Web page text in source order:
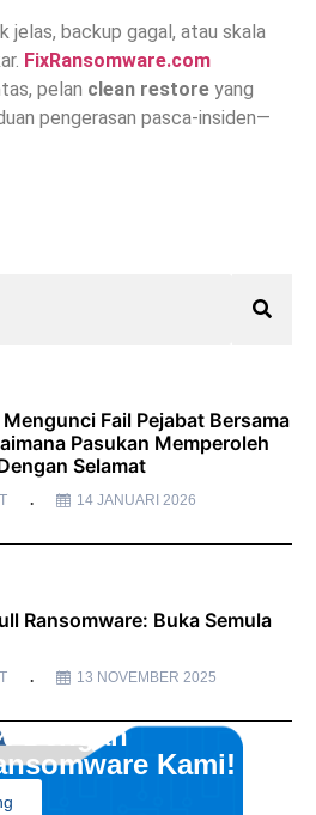
jelas, backup gagal, atau skala
FixRansomware.com
pelan clean restore yang
pengerasan pasca-insiden—
Fail Pejabat Bersama
Pasukan Memperoleh
Selamat
14 JANUARI 2026
Ransomware: Buka Semula
13 NOVEMBER 2025
Dengan
Kami!